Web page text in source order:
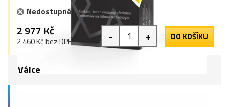
Nedostupné
2 977 Kč
2 460 Kč bez DPH - + DO KOŠÍKU
Válce